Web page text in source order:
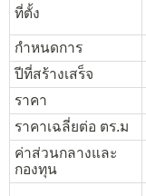
ที่ตั้ง
กำหนดการ
ปีที่สร้างเสร็จ
ราคา
ราคาเฉลี่ยต่อ ตร.ม
ค่าส่วนกลางและ
กองทุน